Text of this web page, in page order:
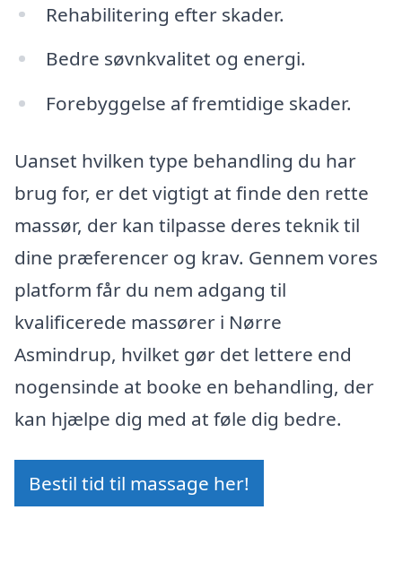
Rehabilitering efter skader.
Bedre søvnkvalitet og energi.
Forebyggelse af fremtidige skader.
Uanset hvilken type behandling du har
brug for, er det vigtigt at finde den rette
massør, der kan tilpasse deres teknik til
dine præferencer og krav. Gennem vores
platform får du nem adgang til
kvalificerede massører i Nørre
Asmindrup, hvilket gør det lettere end
nogensinde at booke en behandling, der
kan hjælpe dig med at føle dig bedre.
Bestil tid til massage her!